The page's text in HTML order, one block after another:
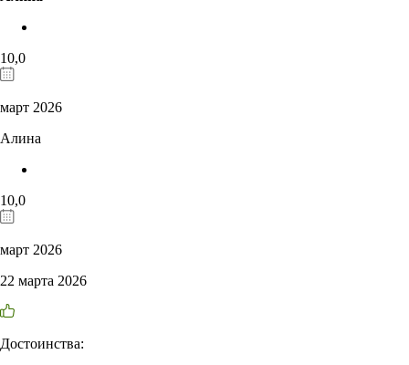
10,0
март 2026
Алина
10,0
март 2026
22 марта 2026
Достоинства: